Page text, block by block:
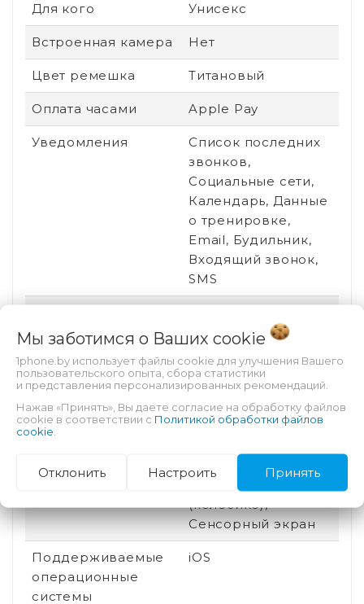
Для кого Унисекс
Встроенная камера Нет
Цвет ремешка Титановый
Оплата часами Apple Pay
Уведомления
Список последних
звонков,
Социальные сети,
Календарь, Данные
о тренировке,
Email, Будильник,
Входящий звонок,
SMS
Постоянная работа
экрана
Есть
Спортивные
Коронка
(колесико),
Сенсорный экран
Поддерживаемые
операционные
системы
iOS
Мы заботимся о Ваших cookie
1phone.by использует файлы cookie для улучшения Вашего
пользовательского опыта, сбора статистики
и представления персонализированных рекомендаций.
Нажав «Принять», Вы даете согласие на обработку файлов
cookie в соответствии с Политикой обработки файлов
cookie
Отклонить Настроить Принять